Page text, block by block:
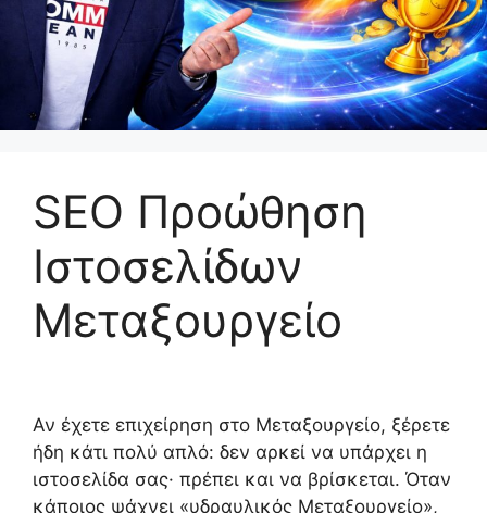
SEO Προώθηση
Ιστοσελίδων
Μεταξουργείο
Αν έχετε επιχείρηση στο Μεταξουργείο, ξέρετε
ήδη κάτι πολύ απλό: δεν αρκεί να υπάρχει η
ιστοσελίδα σας· πρέπει και να βρίσκεται. Όταν
κάποιος ψάχνει «υδραυλικός Μεταξουργείο»,